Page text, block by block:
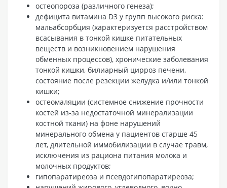
остеопороза (различного генеза);
дефицита витамина D3 у групп высокого риска:
мальабсорбция (характеризуется расстройством
всасывания в тонкой кишке питательных
веществ и возникновением нарушения
обменных процессов), хронические заболевания
тонкой кишки, билиарный цирроз печени,
состояние после резекции желудка и/или тонкой
кишки;
остеомаляции (системное снижение прочности
костей из-за недостаточной минерализации
костной ткани) на фоне нарушений
минерального обмена у пациентов старше 45
лет, длительной иммобилизации в случае травм,
исключения из рациона питания молока и
молочных продуктов;
гипопаратиреоза и псевдогипопаратиреоза;